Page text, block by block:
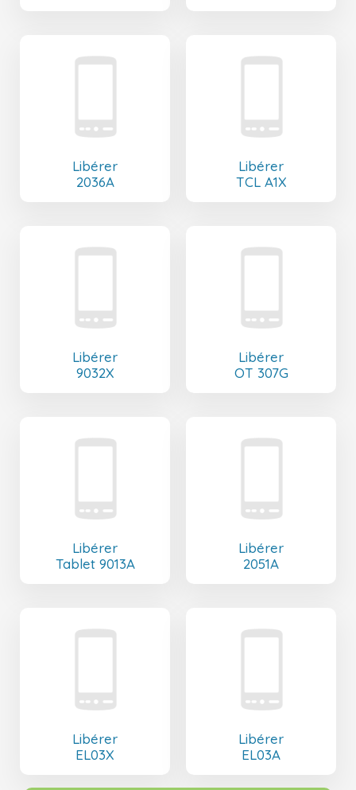
Libérer
2036A
Libérer
TCL A1X
Libérer
9032X
Libérer
OT 307G
Libérer
Tablet 9013A
Libérer
2051A
Libérer
EL03X
Libérer
EL03A